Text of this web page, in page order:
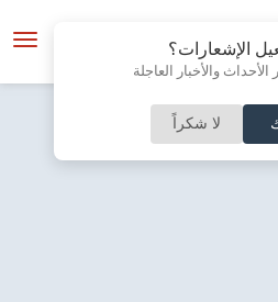
الإشعارات؟
والأخبار العاجلة
لا شكراً